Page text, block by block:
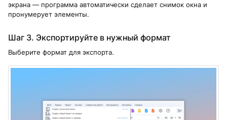
экрана — программа автоматически сделает снимок окна и
пронумерует элементы.
Шаг 3. Экспортируйте в нужный формат
Выберите формат для экспорта.